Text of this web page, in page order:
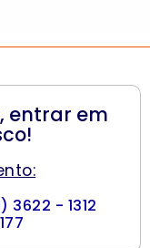
entrar em
3622 - 1312